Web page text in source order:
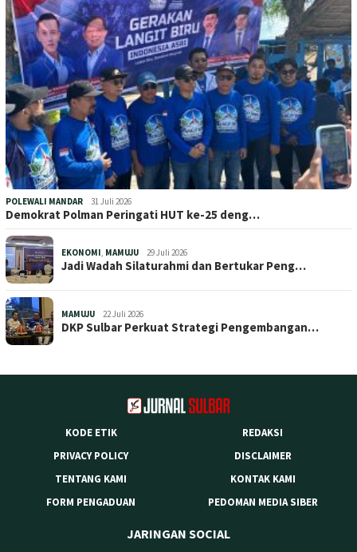
POLEWALI MANDAR 31 Juli 2026
Demokrat Polman Peringati HUT ke-25 deng…
EKONOMI, MAMUJU 29 Juli 2026
Jadi Wadah Silaturahmi dan Bertukar Peng…
MAMUJU 22 Juli 2026
DKP Sulbar Perkuat Strategi Pengembangan…
KODE ETIK
REDAKSI
PRIVACY POLICY
DISCLAIMER
TENTANG KAMI
KONTAK KAMI
FORM PENGADUAN
PEDOMAN MEDIA SIBER
JARINGAN SOCIAL